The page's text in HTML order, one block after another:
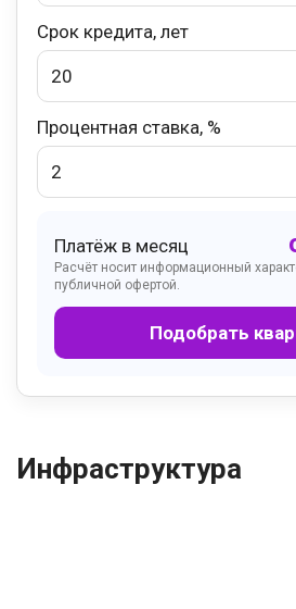
Срок кредита, лет
Процентная ставка, %
Платёж в месяц
Расчёт носит информационный
публичной офертой.
Подобрать
Инфраструктура